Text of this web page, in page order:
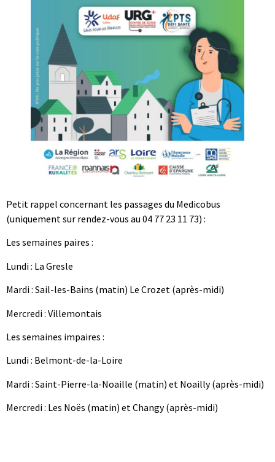
Petit rappel concernant les passages du Medicobus
(uniquement sur rendez-vous au 04 77 23 11 73) :
Les semaines paires :
Lundi : La Gresle
Mardi : Sail-les-Bains (matin) Le Crozet (après-midi)
Mercredi : Villemontais
Les semaines impaires :
Lundi : Belmont-de-la-Loire
Mardi : Saint-Pierre-la-Noaille (matin) et Noailly (après-midi)
Mercredi : Les Noës (matin) et Changy (après-midi)